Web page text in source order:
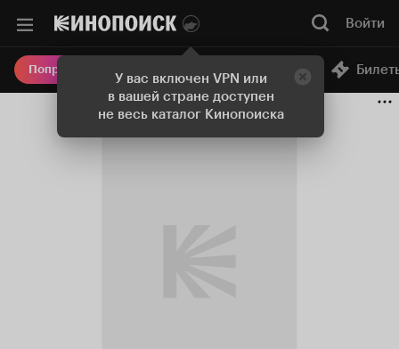
У вас включен VPN или
в вашей стране доступен
не весь каталог Кинопоиска
Войти
Попробовать Плюс Онлайн-кинотеатр